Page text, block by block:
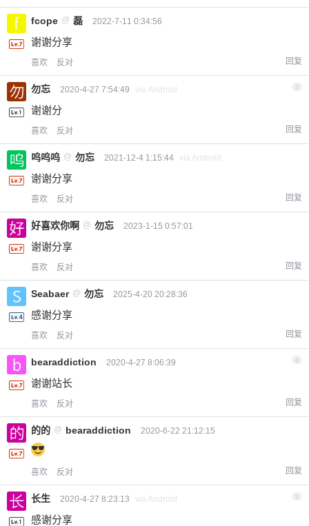
fcope @ 磊 2022-7-11 0:34:56
谢谢分享
喜欢 反对 回复
勿忘 2020-4-27 7:54:49 via Android 3
谢谢分
喜欢 反对 回复
呜呜呜 @ 勿忘 2021-12-4 1:15:44 via Android
谢谢分享
喜欢 反对 回复
好喜欢你啊 @ 勿忘 2023-1-15 0:57:01
谢谢分享
喜欢 反对 回复
Seabaer @ 勿忘 2025-4-20 20:28:36
感谢分享
喜欢 反对 回复
bearaddiction 2020-4-27 8:06:39 4
谢谢站长
喜欢 反对 回复
的的 @ bearaddiction 2020-6-22 21:12:15
喜欢 反对 回复
长生 2020-4-27 8:23:13 via Android 5
感谢分享